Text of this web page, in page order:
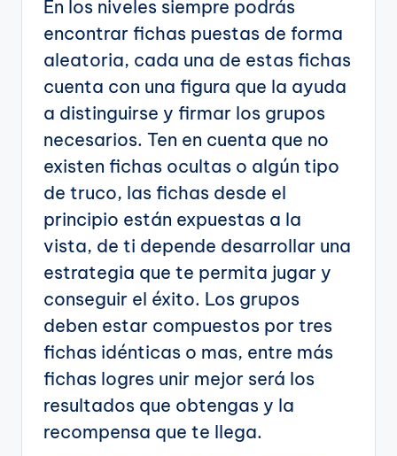
En los niveles siempre podrás
encontrar fichas puestas de forma
aleatoria, cada una de estas fichas
cuenta con una figura que la ayuda
a distinguirse y firmar los grupos
necesarios. Ten en cuenta que no
existen fichas ocultas o algún tipo
de truco, las fichas desde el
principio están expuestas a la
vista, de ti depende desarrollar una
estrategia que te permita jugar y
conseguir el éxito. Los grupos
deben estar compuestos por tres
fichas idénticas o mas, entre más
fichas logres unir mejor será los
resultados que obtengas y la
recompensa que te llega.